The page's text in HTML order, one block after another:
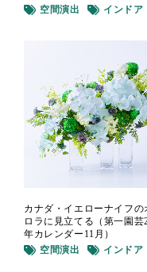
空間演出
インドア
カナダ・イエローナイフの
ロラに見立てる（第一園芸
年カレンダー11月）
空間演出
インドア